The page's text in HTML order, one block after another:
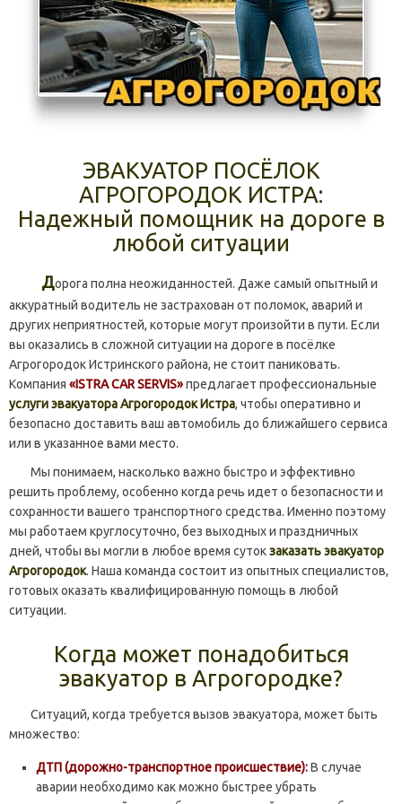
ЭВАКУАТОР ПОСЁЛОК
АГРОГОРОДОК ИСТРА:
Надежный помощник на дороге в
любой ситуации
Дорога полна неожиданностей. Даже самый опытный и
аккуратный водитель не застрахован от поломок, аварий и
других неприятностей, которые могут произойти в пути. Если
вы оказались в сложной ситуации на дороге в посёлке
Агрогородок Истринского района, не стоит паниковать.
Компания «ISTRA CAR SERVIS»предлагает профессиональные
услуги эвакуатора Агрогородок Истра, чтобы оперативно и
безопасно доставить ваш автомобиль до ближайшего сервиса
или в указанное вами место.
Мы понимаем, насколько важно быстро и эффективно
решить проблему, особенно когда речь идет о безопасности и
сохранности вашего транспортного средства. Именно поэтому
мы работаем круглосуточно, без выходных и праздничных
дней, чтобы вы могли в любое время сутокзаказать эвакуатор
Агрогородок. Наша команда состоит из опытных специалистов,
готовых оказать квалифицированную помощь в любой
ситуации.
Когда может понадобиться
эвакуатор в Агрогородке?
Ситуаций, когда требуется вызов эвакуатора, может быть
множество:
ДТП (дорожно-транспортное происшествие):В случае
аварии необходимо как можно быстрее убрать